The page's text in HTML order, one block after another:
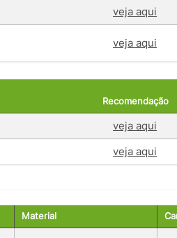
veja aqui
veja aqui
Recomendação
veja aqui
veja aqui
Material